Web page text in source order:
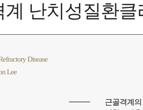
계 난치성질환클
Disease
Lee
근골격계